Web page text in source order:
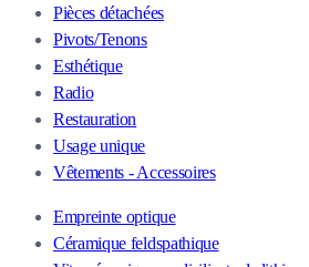
Pièces détachées
Pivots/Tenons
Esthétique
Radio
Restauration
Usage unique
Vêtements - Accessoires
Empreinte optique
Céramique feldspathique